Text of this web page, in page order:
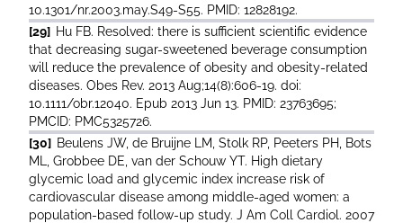
10.1301/nr.2003.may.S49-S55. PMID: 12828192.
[29] Hu FB. Resolved: there is sufficient scientific evidence
that decreasing sugar-sweetened beverage consumption
will reduce the prevalence of obesity and obesity-related
diseases. Obes Rev. 2013 Aug;14(8):606-19. doi:
10.1111/obr.12040. Epub 2013 Jun 13. PMID: 23763695;
PMCID: PMC5325726.
[30] Beulens JW, de Bruijne LM, Stolk RP, Peeters PH, Bots
ML, Grobbee DE, van der Schouw YT. High dietary
glycemic load and glycemic index increase risk of
cardiovascular disease among middle-aged women: a
population-based follow-up study. J Am Coll Cardiol. 2007